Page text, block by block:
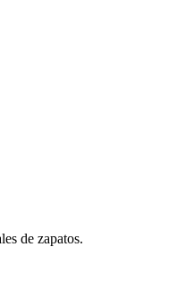
de zapatos.